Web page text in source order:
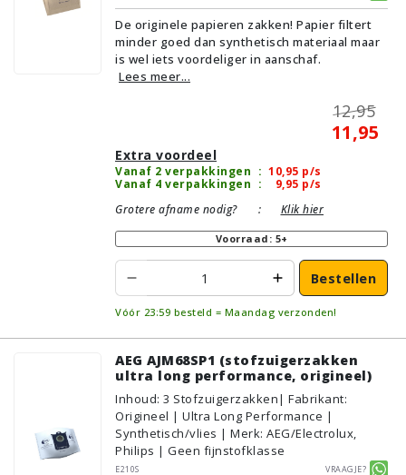
De originele papieren zakken! Papier filtert
minder goed dan synthetisch materiaal maar
is wel iets voordeliger in aanschaf.
Lees meer...
12,95
11,95
Extra voordeel
Vanaf 2 verpakkingen : 10,95 p/s
Vanaf 4 verpakkingen : 9,95 p/s
Grotere afname nodig?
: Klik hier
Voorraad: 5+
Bestellen
Vóór 23:59 besteld = Maandag verzonden!
AEG AJM68SP1 (stofzuigerzakken
ultra long performance, origineel)
Inhoud: 3 Stofzuigerzakken| Fabrikant:
Origineel | Ultra Long Performance |
Synthetisch/vlies | Merk: AEG/Electrolux,
Philips | Geen fijnstofklasse
E210S
Vraagje?